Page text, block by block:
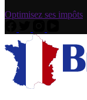
Optimisez ses impôts